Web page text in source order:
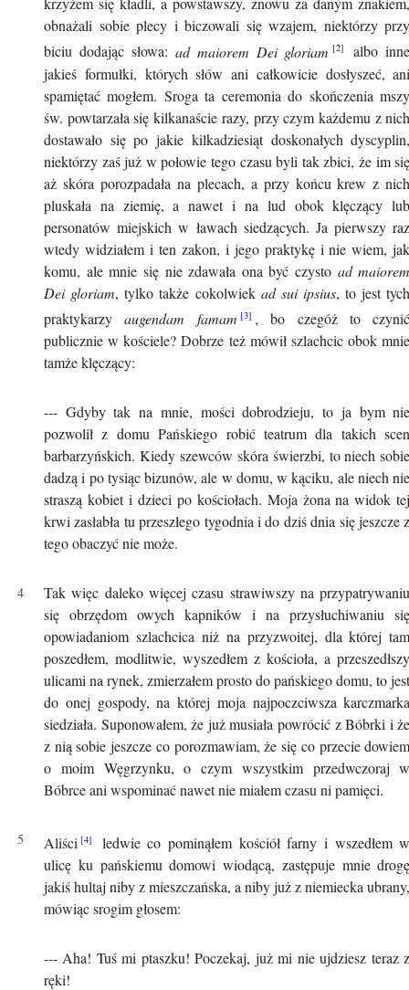
obnażali sobie plecy i biczowali się wzajem, niektórzy
biciu dodając słowa: ad maiorem Dei gloriam
albo
jakieś formułki, których słów ani całkowicie dosłyszeć,
spamiętać mogłem. Sroga ta ceremonia do skończenia
św. powtarzała się kilkanaście razy, przy czym każdemu z
dostawało się po jakie kilkadziesiąt doskonałych
niektórzy zaś już w połowie tego czasu byli tak zbici, że im
aż skóra porozpadała na plecach, a przy końcu krew z
pluskała na ziemię, a nawet i na lud obok klęczący
personatów miejskich w ławach siedzących. Ja pierwszy
wtedy widziałem i ten zakon, i jego praktykę i nie wiem,
komu, ale mnie się nie zdawała ona być czysto ad
Dei gloriam, tylko także cokolwiek ad sui ipsius, to jest
praktykarzyaugendam famam
, bo czegóż to
publicznie w kościele? Dobrze też mówił szlachcic obok
tamże klęczący:
--- Gdyby tak na mnie, mości dobrodzieju, to ja bym
pozwolił z domu Pańskiego robić teatrum dla takich
barbarzyńskich. Kiedy szewców skóra świerzbi, to niech
dadzą i po tysiąc bizunów, ale w domu, w kąciku, ale niech
straszą kobiet i dzieci po kościołach. Moja żona na widok
krwi zasłabła tu przeszłego tygodnia i do dziś dnia się jeszcze
tego obaczyć nie może.
Tak więc daleko więcej czasu strawiwszy na
się obrzędom owych kapników i na przysłuchiwaniu
opowiadaniom szlachcica niż na przyzwoitej, dla której
poszedłem, modlitwie, wyszedłem z kościoła, a
ulicami na rynek, zmierzałem prosto do pańskiego domu, to
do onej gospody, na której moja najpoczciwsza
siedziała. Suponowałem, że już musiała powrócić z Bóbrki i
z nią sobie jeszcze co porozmawiam, że się co przecie
o moim Węgrzynku, o czym wszystkim przedwczoraj
Bóbrce ani wspominać nawet nie miałem czasu ni pamięci.
Aliści
ledwie co pominąłem kościół farny i wszedłem
ulicę ku pańskiemu domowi wiodącą, zastępuje mnie
jakiś hultaj niby z mieszczańska, a niby już z niemiecka
mówiąc srogim głosem:
--- Aha! Tuś mi ptaszku! Poczekaj, już mi nie ujdziesz teraz
ręki!